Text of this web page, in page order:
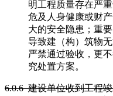
明工程质量存在严
危及人身健康或财
大的安全隐患；重
导致建（构）筑物
严禁通过验收，更
究处置方案。
6.0.6 建设单位收到工程